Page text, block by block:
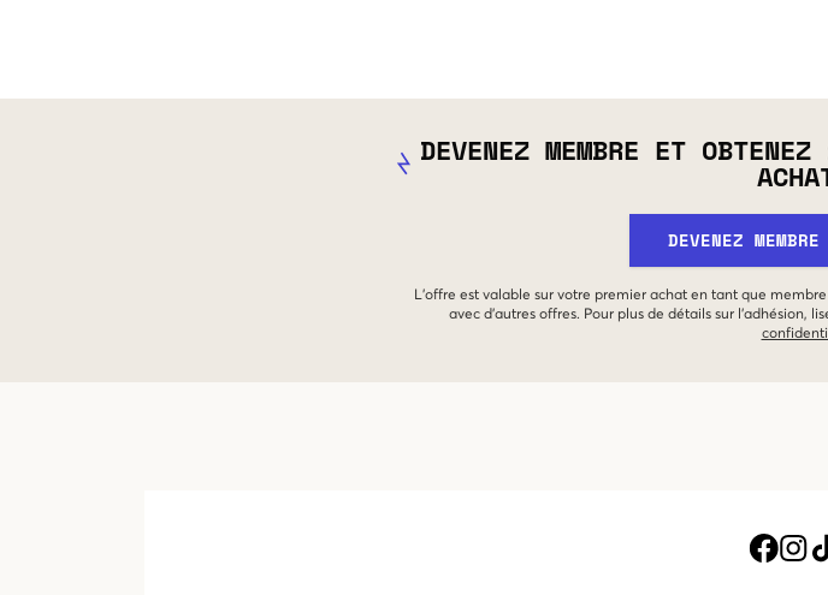
DEVENEZ MEMBRE ET
DEVENEZ
L'offre est valable sur votre premier achat en tant que
avec d'autres offres. Pour plus de détails sur l'adhésion,